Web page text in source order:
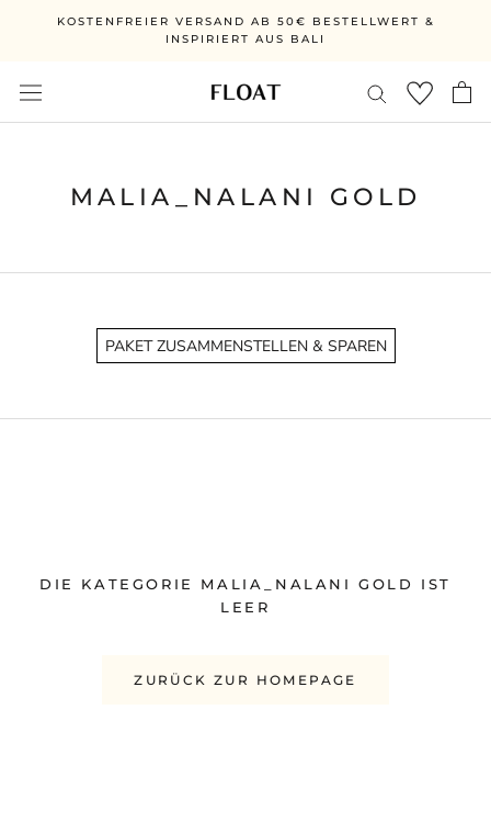
KOSTENFREIER VERSAND AB 50€ BESTELLWERT &
INSPIRIERT AUS BALI
MALIA_NALANI GOLD
PAKET ZUSAMMENSTELLEN & SPAREN
DIE KATEGORIE MALIA_NALANI GOLD IST
LEER
ZURÜCK ZUR HOMEPAGE